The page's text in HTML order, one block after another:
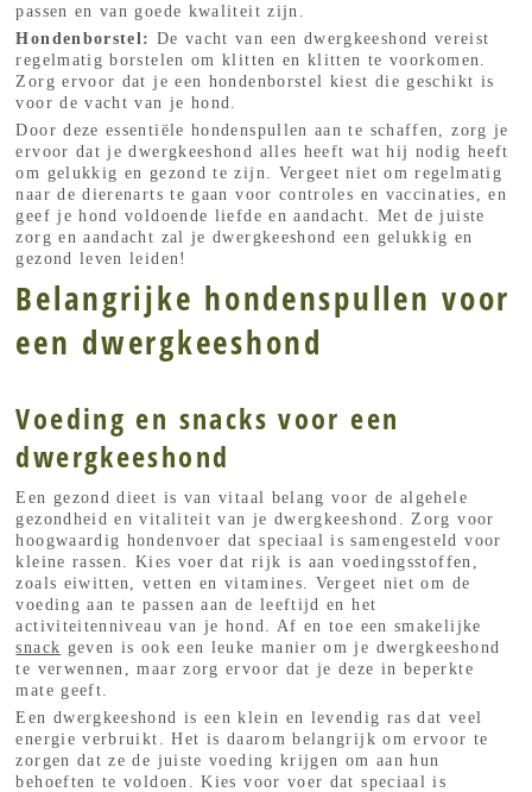
passen en van goede kwaliteit zijn.
Hondenborstel: De vacht van een dwergkeeshond vereist
regelmatig borstelen om klitten en klitten te voorkomen.
Zorg ervoor dat je een hondenborstel kiest die geschikt is
voor de vacht van je hond.
Door deze essentiële hondenspullen aan te schaffen, zorg je
ervoor dat je dwergkeeshond alles heeft wat hij nodig heeft
om gelukkig en gezond te zijn. Vergeet niet om regelmatig
naar de dierenarts te gaan voor controles en vaccinaties, en
geef je hond voldoende liefde en aandacht. Met de juiste
zorg en aandacht zal je dwergkeeshond een gelukkig en
gezond leven leiden!
Belangrijke hondenspullen voor
een dwergkeeshond
Voeding en snacks voor een
dwergkeeshond
Een gezond dieet is van vitaal belang voor de algehele
gezondheid en vitaliteit van je dwergkeeshond. Zorg voor
hoogwaardig hondenvoer dat speciaal is samengesteld voor
kleine rassen. Kies voer dat rijk is aan voedingsstoffen,
zoals eiwitten, vetten en vitamines. Vergeet niet om de
voeding aan te passen aan de leeftijd en het
activiteitenniveau van je hond. Af en toe een smakelijke
snack geven is ook een leuke manier om je dwergkeeshond
te verwennen, maar zorg ervoor dat je deze in beperkte
mate geeft.
Een dwergkeeshond is een klein en levendig ras dat veel
energie verbruikt. Het is daarom belangrijk om ervoor te
zorgen dat ze de juiste voeding krijgen om aan hun
behoeften te voldoen. Kies voor voer dat speciaal is